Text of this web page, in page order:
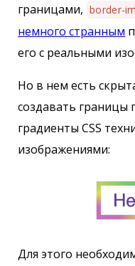
границами, border-
немного странным
его с реальными
Но в нем есть
создавать границы
градиенты CSS
изображениями:
Для этого